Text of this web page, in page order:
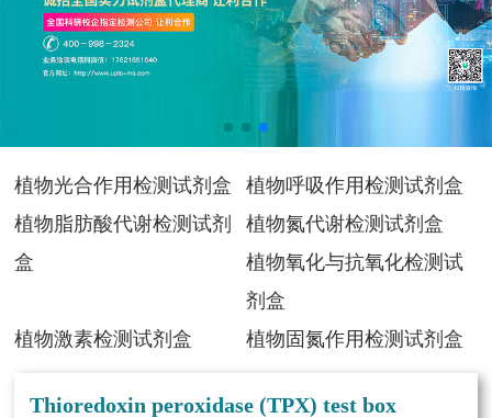
植物光合作用检测试剂盒
植物呼吸作用检测试剂盒
植物脂肪酸代谢检测试剂
盒
植物氮代谢检测试剂盒
植物氧化与抗氧化检测试
剂盒
植物激素检测试剂盒
植物固氮作用检测试剂盒
Thioredoxin peroxidase (TPX) test box